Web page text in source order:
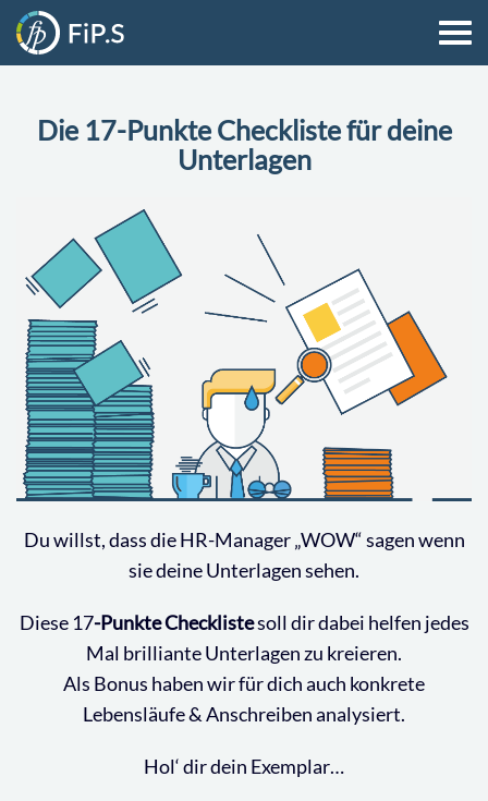
Die 17-Punkte Checkliste für deine
Unterlagen
Du willst, dass die HR-Manager „WOW“ sagen wenn
sie deine Unterlagen sehen.
Diese 17-Punkte Checklistesoll dir dabei helfen jedes
Mal brilliante Unterlagen zu kreieren.
Als Bonus haben wir für dich auch konkrete
Lebensläufe & Anschreiben analysiert.
Hol‘ dir dein Exemplar…